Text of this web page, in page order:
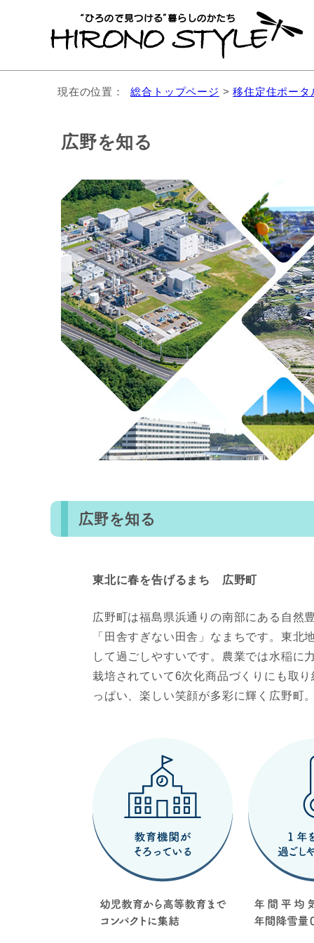
現在の位置：総合トップページ >移住定住ポータ
広野を知る
広野を知る
東北に春を告げるまち 広野町
広野町は福島県浜通りの南部にある自然
「田舎すぎない田舎」なまちです。東
して過ごしやすいです。農業では水稲に
栽培されていて6次化商品づくりにも取
っぱい、楽しい笑顔が多彩に輝く広野町